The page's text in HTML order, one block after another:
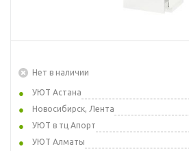
Нет в наличии
УЮТ Астана
Новосибирск, Лента
УЮТ в тц Апорт
УЮТ Алматы